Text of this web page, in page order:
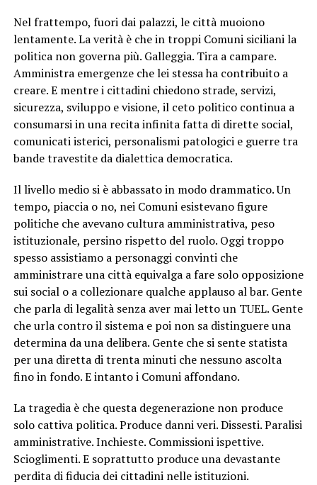
Nel frattempo, fuori dai palazzi, le città muoiono
lentamente. La verità è che in troppi Comuni siciliani la
politica non governa più. Galleggia. Tira a campare.
Amministra emergenze che lei stessa ha contribuito a
creare. E mentre i cittadini chiedono strade, servizi,
sicurezza, sviluppo e visione, il ceto politico continua a
consumarsi in una recita infinita fatta di dirette social,
comunicati isterici, personalismi patologici e guerre tra
bande travestite da dialettica democratica.
Il livello medio si è abbassato in modo drammatico. Un
tempo, piaccia o no, nei Comuni esistevano figure
politiche che avevano cultura amministrativa, peso
istituzionale, persino rispetto del ruolo. Oggi troppo
spesso assistiamo a personaggi convinti che
amministrare una città equivalga a fare solo opposizione
sui social o a collezionare qualche applauso al bar. Gente
che parla di legalità senza aver mai letto un TUEL. Gente
che urla contro il sistema e poi non sa distinguere una
determina da una delibera. Gente che si sente statista
per una diretta di trenta minuti che nessuno ascolta
fino in fondo. E intanto i Comuni affondano.
La tragedia è che questa degenerazione non produce
solo cattiva politica. Produce danni veri. Dissesti. Paralisi
amministrative. Inchieste. Commissioni ispettive.
Scioglimenti. E soprattutto produce una devastante
perdita di fiducia dei cittadini nelle istituzioni.